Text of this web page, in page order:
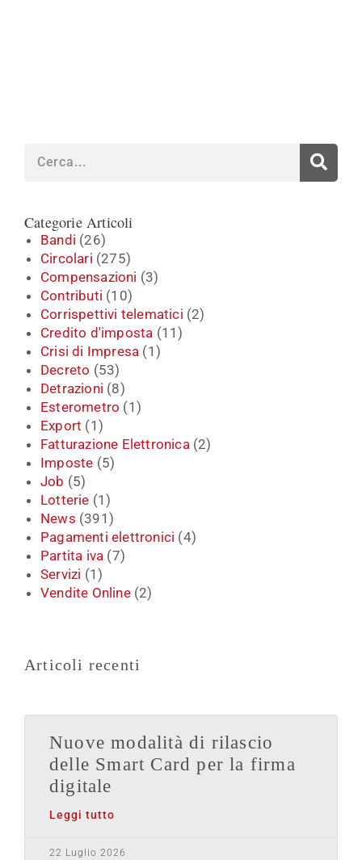
Categorie Articoli
Bandi (26)
Circolari (275)
Compensazioni (3)
Contributi (10)
Corrispettivi telematici (2)
Credito d'imposta (11)
Crisi di Impresa (1)
Decreto (53)
Detrazioni (8)
Esterometro (1)
Export (1)
Fatturazione Elettronica (2)
Imposte (5)
Job (5)
Lotterie (1)
News (391)
Pagamenti elettronici (4)
Partita iva (7)
Servizi (1)
Vendite Online(2)
Articoli recenti
Nuove modalità di rilascio
delle Smart Card per la firma
digitale
Leggi tutto
22 Luglio 2026